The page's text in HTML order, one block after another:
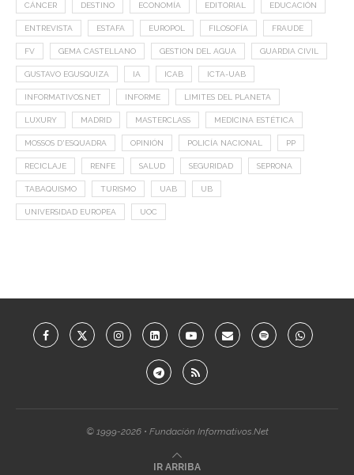
CÁNCER DESTINO ECONOMÍA EDITORIAL EDUCACIÓN
ENTREVISTA ESTAFA EUROPOL FILOSOFÍA FRAUDE
FV GEMA CASTELLANO GESTION DEL AGUA GUARDIA CIVIL
GUSTAVO EGUSQUIZA IA ICAB ICTA-UAB
INFORMATIVOS.NET INFORME LIMITES DEL PLANETA
LUXURY MADRID MASTERCLASS MEDICINA ESTÉTICA
MOSSOS D'ESQUADRA OPINIÓN POLICÍA NACIONAL PP
RECICLAJE RENFE SALUD SEGURIDAD SEPRONA
TABAQUISMO TURISMO UAB UB
UNIVERSIDAD EUROPEA UOC
© 1999-2026 • Fundación Informativos.Net
IR ARRIBA